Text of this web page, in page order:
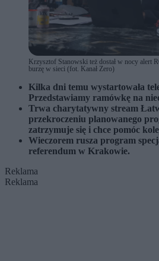
Krzysztof Stanowski też dostał w nocy alert
burzę w sieci (fot. Kanał Zero)
Kilka dni temu wystartowała
Przedstawiamy ramówkę na
Trwa charytatywny stream
przekroczeniu planowanego
zatrzymuje się i chce pomóc
Wieczorem rusza program
referendum w Krakowie.
Reklama
Reklama